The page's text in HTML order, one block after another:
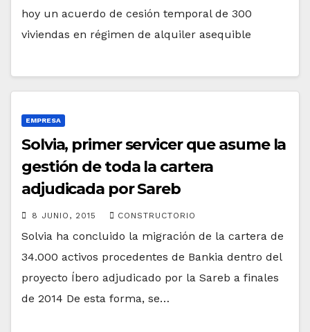
hoy un acuerdo de cesión temporal de 300
viviendas en régimen de alquiler asequible
EMPRESA
Solvia, primer servicer que asume la
gestión de toda la cartera
adjudicada por Sareb
8 JUNIO, 2015 CONSTRUCTORIO
Solvia ha concluido la migración de la cartera de
34.000 activos procedentes de Bankia dentro del
proyecto Íbero adjudicado por la Sareb a finales
de 2014 De esta forma, se…